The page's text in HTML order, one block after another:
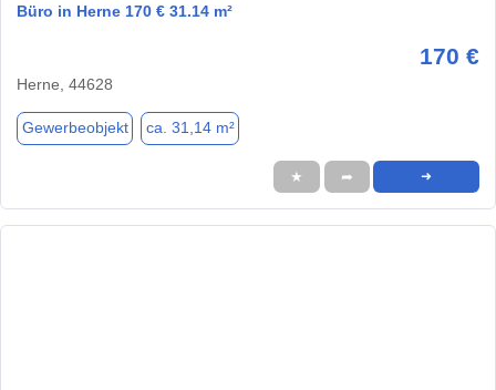
Büro in Herne 170 € 31.14 m²
170 €
Herne, 44628
Gewerbeobjekt ca. 31,14 m²
★ ➦ ➜